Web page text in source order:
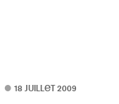
18 JUILLET 2009